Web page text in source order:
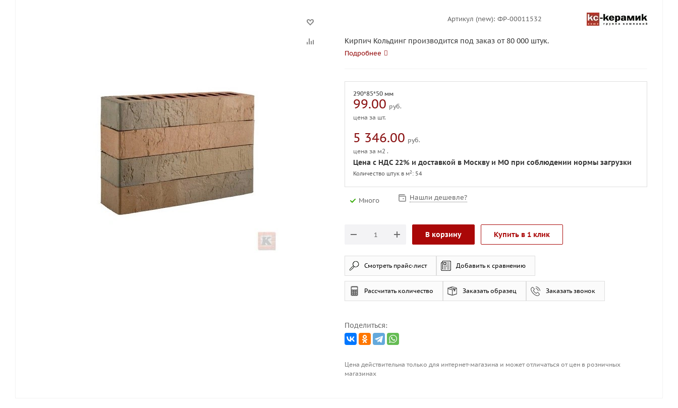
Артикул (new): ФР-00011532
Кирпич Кольдинг производится под заказ от 80 000 штук.
Подробнее
290*85*50 мм
99.00 руб.
цена за шт.
5 346.00 руб.
цена за м2 .
Цена с НДС 22% и доставкой в Москву и МО при соблюдении нормы загрузки
Количество штук в м2 : 54
Много Нашли дешевле?
В корзину Купить в 1 клик
Смотреть прайс-лист Добавить к сравнению
Рассчитать количество Заказать образец Заказать звонок
Поделиться:
Цена действительна только для интернет-магазина и может отличаться от цен в розничных
магазинах